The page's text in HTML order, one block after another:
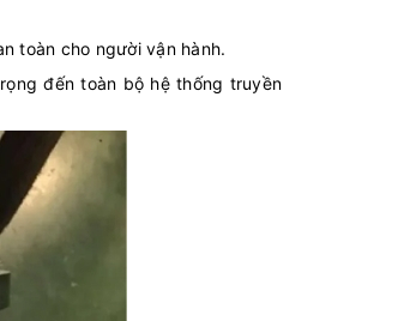
toàn cho người vận hành.
đến toàn bộ hệ thống truyền